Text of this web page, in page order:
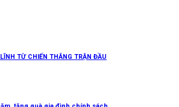
TỪ CHIẾN THẮNG TRẬN ĐẦU